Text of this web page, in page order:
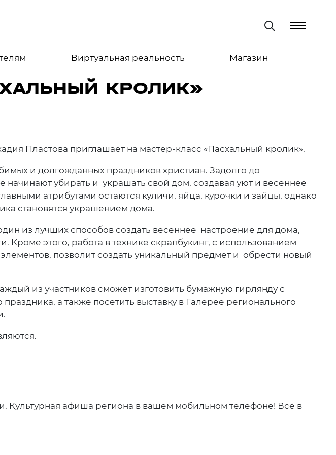
Виртуальная реальность Магазин
КРОЛИК»
Пластова приглашает на мастер-класс «Пасхальный кролик».
и долгожданных праздников христиан. Задолго до
начинают убирать и украшать свой дом, создавая уют и весеннее
атрибутами остаются куличи, яйца, курочки и зайцы, однако
становятся украшением дома.
из лучших способов создать весеннее настроение для дома,
Кроме этого, работа в технике скрапбукинг, с использованием
позволит создать уникальный предмет и обрести новый
из участников сможет изготовить бумажную гирлянду с
а также посетить выставку в Галерее регионального
Культурная афиша региона в вашем мобильном телефоне! Всё в